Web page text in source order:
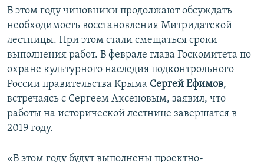
щ
и
й
с
л
а
й
д
и
й
с
л
а
й
д
В этом году чиновники продолжают обсуждать
необходимость восстановления Митридатской
лестницы. При этом стали смещаться сроки
выполнения работ. В феврале глава Госкомитета по
охране культурного наследия подконтрольного
России правительства Крыма Сергей Ефимов,
встречаясь с Сергеем Аксеновым, заявил, что
работы на исторической лестнице завершатся в
2019 году.
«В этом году будут выполнены проектно-